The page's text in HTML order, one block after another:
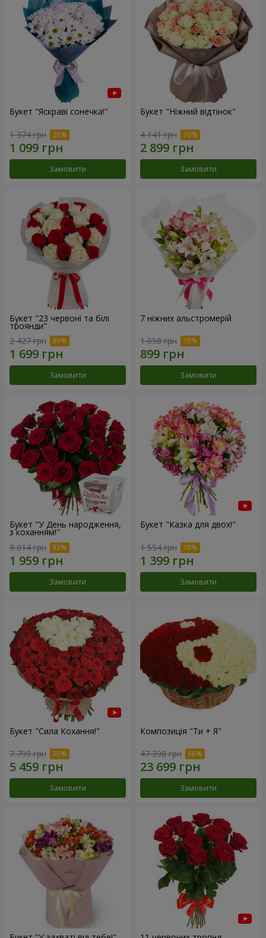
Букет "Яскраві сонечка!"
1 374 грн
Замовити
Букет "Ніжний відтінок"
4 141 грн
Замовити
Букет "23 червоні та білі
троянди"
2 427 грн
Замовити
7 ніжних альстромерій
1 058 грн
Замовити
Букет "У День народження,
з коханням!"
3 014 грн
Замовити
Букет "Казка для двох!"
1 554 грн
Замовити
Букет "Сила Кохання!"
7 799 грн
Замовити
Композиція "Ти + Я"
47 398 грн
Замовити